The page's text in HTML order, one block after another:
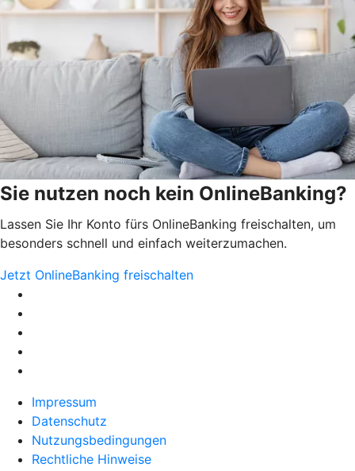
Sie nutzen noch kein OnlineBanking?
Lassen Sie Ihr Konto fürs OnlineBanking freischalten, um
besonders schnell und einfach weiterzumachen.
Jetzt OnlineBanking freischalten
Impressum
Datenschutz
Nutzungsbedingungen
Rechtliche Hinweise